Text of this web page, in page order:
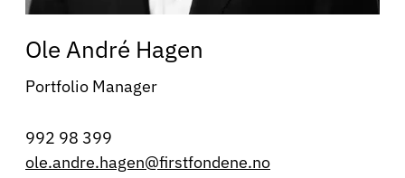
Ole André Hagen
Portfolio Manager
992 98 399
ole.andre.hagen@firstfondene.no